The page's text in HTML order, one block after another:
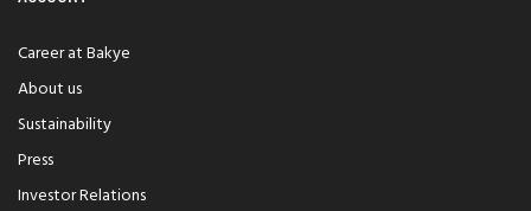
Career at Bakye
About us
Sustainability
Press
Investor Relations